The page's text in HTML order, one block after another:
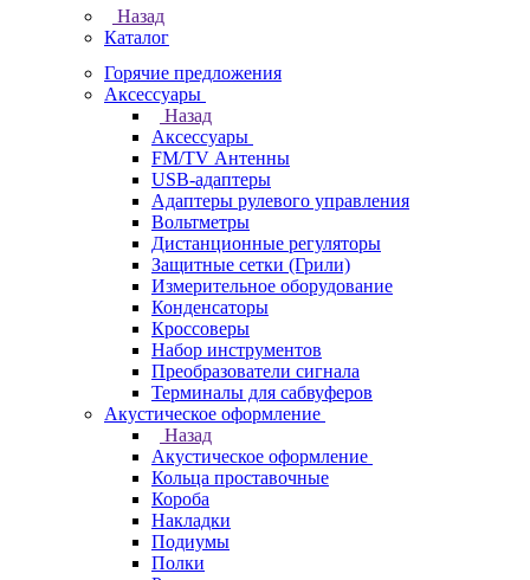
Назад
Каталог
Горячие предложения
Аксессуары
Назад
Аксессуары
FM/TV Антенны
USB-адаптеры
Адаптеры рулевого управления
Вольтметры
Дистанционные регуляторы
Защитные сетки (Грили)
Измерительное оборудование
Конденсаторы
Кроссоверы
Набор инструментов
Преобразователи сигнала
Терминалы для сабвуферов
Акустическое оформление
Назад
Акустическое оформление
Кольца проставочные
Короба
Накладки
Подиумы
Полки